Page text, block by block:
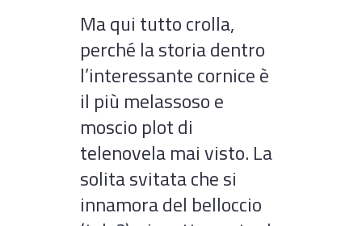
Ma qui tutto crolla,
perché la storia dentro
l’interessante cornice è
il più melassoso e
moscio plot di
telenovela mai visto. La
solita svitata che si
innamora del belloccio